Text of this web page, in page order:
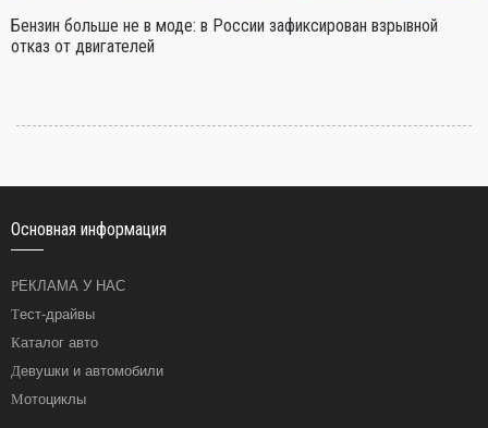
Бензин больше не в моде: в России зафиксирован взрывной
отказ от двигателей
Основная информация
РЕКЛАМА У НАС
Тест-драйвы
Каталог авто
Девушки и автомобили
Мотоциклы